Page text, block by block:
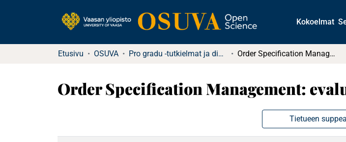
Kokoelmat
Etusivu OSUVA Pro gradu -tutkielmat ja diplomityöt Order Specification Management: evaluation and path to improvement
Order Specification Management:
Tietueen